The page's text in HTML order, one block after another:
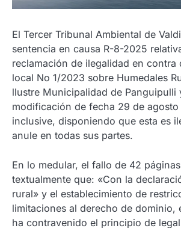
El Tercer Tribunal Ambiental de
sentencia en causa R-8-2025
reclamación de ilegalidad en contra
local No 1/2023 sobre Humedales
llustre Municipalidad de Panguipulli
modificación de fecha 29 de
inclusive, disponiendo que esta es
anule en todas sus partes.
En lo medular, el fallo de 42
textualmente que: «Con la
rural» y el establecimiento de
limitaciones al derecho de dominio,
ha contravenido el principio de